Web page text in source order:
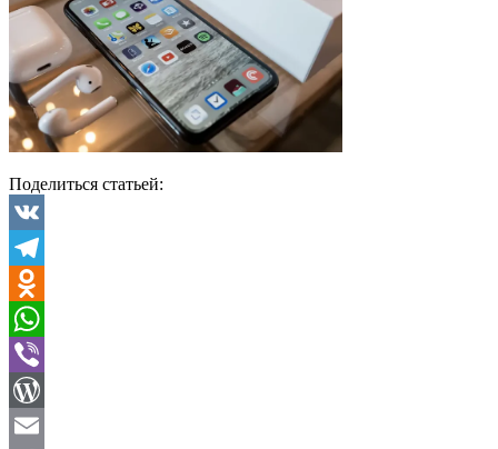
Поделиться статьей:
VK
Telegram
Odnoklassniki
WhatsApp
Viber
WordPress